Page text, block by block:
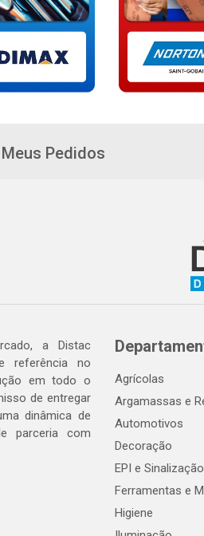
Meus Pedidos
a Distac
referência no
em todo o
de entregar
dinâmica de
parceria com
Agrícolas
Argamassas e
Automotivos
Decoração
EPI e Sinalização
Ferramentas e
Higiene